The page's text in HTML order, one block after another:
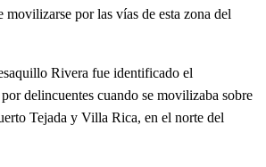
movilizarse por las vías de esta zona del
Rivera fue identificado el
delincuentes cuando se movilizaba sobre
Tejada y Villa Rica, en el norte del